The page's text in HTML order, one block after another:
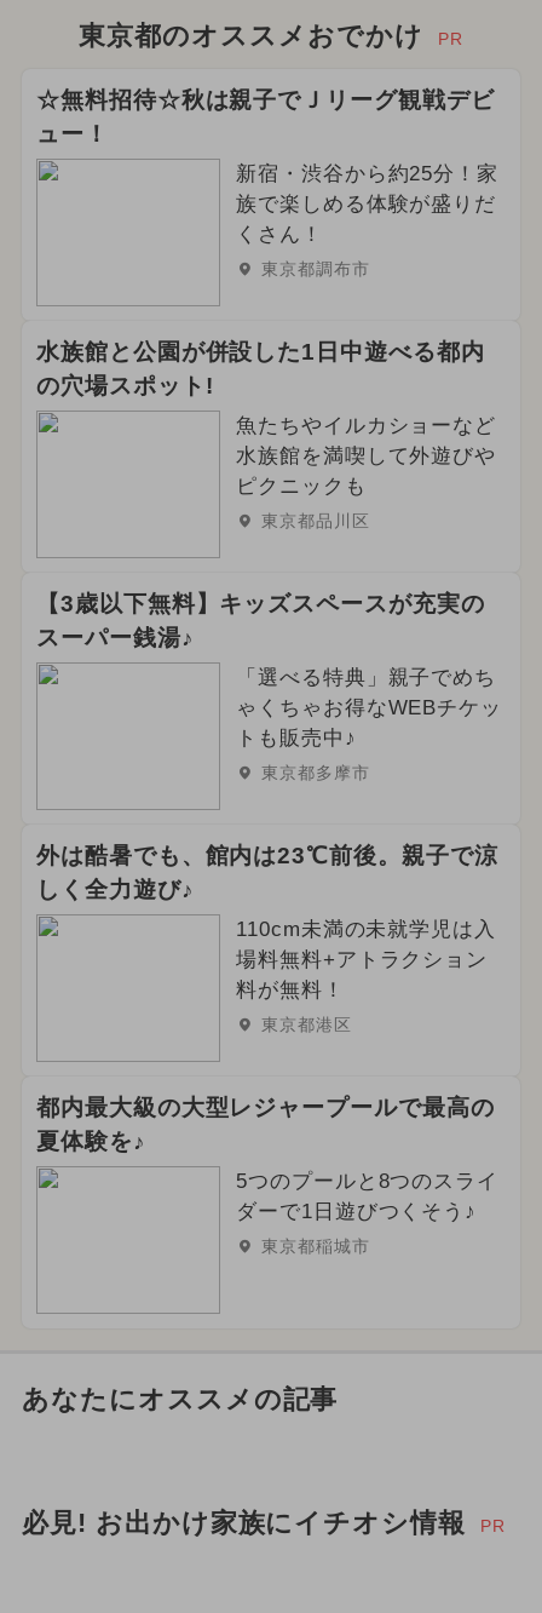
東京都のオススメおでかけ PR
☆無料招待☆秋は親子でＪリーグ観戦デビ
ュー！
新宿・渋谷から約25分！家
族で楽しめる体験が盛りだ
くさん！
東京都調布市
水族館と公園が併設した1日中遊べる都内
の穴場スポット!
魚たちやイルカショーなど
水族館を満喫して外遊びや
ピクニックも
東京都品川区
【3歳以下無料】キッズスペースが充実の
スーパー銭湯♪
「選べる特典」親子でめち
ゃくちゃお得なWEBチケッ
トも販売中♪
東京都多摩市
外は酷暑でも、館内は23℃前後。親子で涼
しく全力遊び♪
110cm未満の未就学児は入
場料無料+アトラクション
料が無料！
東京都港区
都内最大級の大型レジャープールで最高の
夏体験を♪
5つのプールと8つのスライ
ダーで1日遊びつくそう♪
東京都稲城市
あなたにオススメの記事
必見! お出かけ家族にイチオシ情報 PR